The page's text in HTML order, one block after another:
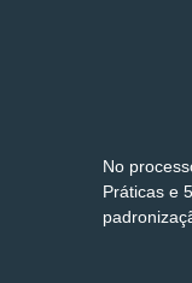
No
Práticas e